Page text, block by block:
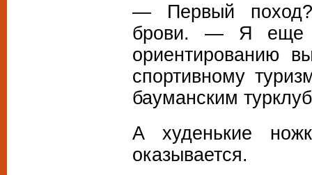
— Первый
брови. — Я еще в
ориентированию
спортивному
бауманским
А худенькие
оказывается.